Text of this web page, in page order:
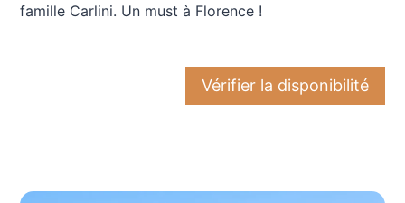
famille Carlini. Un must à Florence !
Vérifier la disponibilité